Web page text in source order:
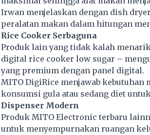
Irwan menjelaskan dengan dish
peralatan makan dalam hitungan
Rice Cooker Serbaguna
Produk lain yang tidak kalah
digital rice cooker low sugar –
yang premium dengan panel digital.
MITO DigiRice menjawab
konsumsi gula atau sedang diet
Dispenser Modern
Produk MITO Electronic terbaru
untuk menyempurnakan ruangan